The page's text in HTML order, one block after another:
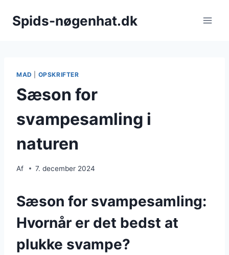
Spids-nøgenhat.dk
MAD OPSKRIFTER
Sæson for
svampesamling i
naturen
Af 7. december 2024
Sæson for svampesamling:
Hvornår er det bedst at
plukke svampe?